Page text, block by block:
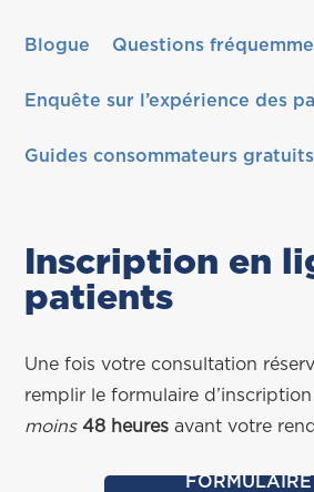
Blogue Questions
Enquête sur l’expérience des
Guides consommateurs gratuits
Inscription en
patients
Une fois votre consultation
remplir le formulaire
moins48 heures avant votre
FORMULAIRE